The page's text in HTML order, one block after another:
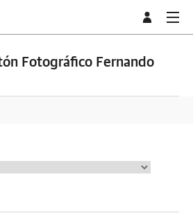
Fotográfico Fernando